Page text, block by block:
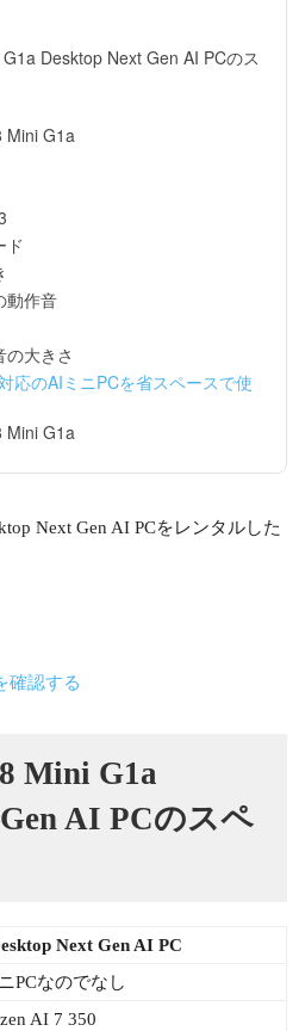
Desktop Next Gen AI PCのス
Mini G1a
ド
動作音
の大きさ
応のAIミニPCを省スペースで使
Mini G1a
Next Gen AI PCをレンタルした
確認する
Mini G1a
AI PCのスペ
Next Gen AI PC
PCなのでなし
AI 7 350